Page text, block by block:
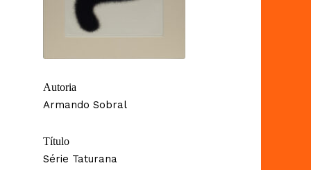
Autoria
Armando Sobral
Título
Série Taturana